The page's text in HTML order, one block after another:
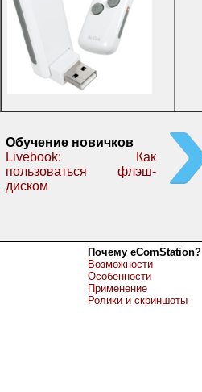
Обучение новичков
Livebook: Как
пользоваться флэш-
диском
Почему eComStation?
Возможности
Особенности
Применение
Ролики и скриншоты